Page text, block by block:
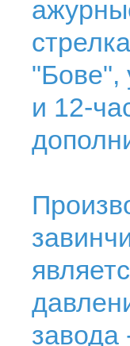
"Бове",
и 12-
завода